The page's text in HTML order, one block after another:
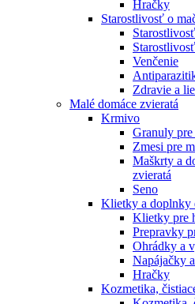
Hračky
Starostlivosť o
Venčenie
Zdravie a
Malé domáce zvieratá
Krmivo
Granuly pre
Zmesi pre
Maškrty a
zvieratá
Seno
Klietky a doplnky
Klietky pre
Prepravky
Ohrádky a
Napájačky
Hračky
Kozmetika,